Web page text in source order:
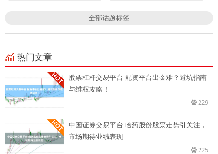
全部话题标签
热门文章
股票杠杆交易平台 配资平台出金难？避坑指南
与维权攻略！
229
中国证券交易平台 哈药股份股票走势引关注，
市场期待业绩表现
225